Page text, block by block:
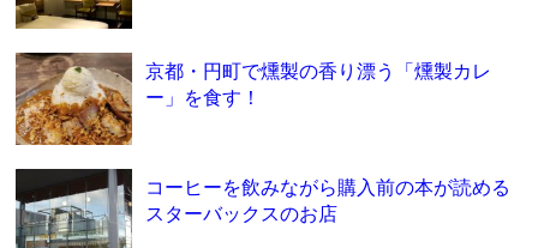
京都・円町で燻製の香り漂う「燻製カレ
ー」を食す！
コーヒーを飲みながら購入前の本が読める
スターバックスのお店